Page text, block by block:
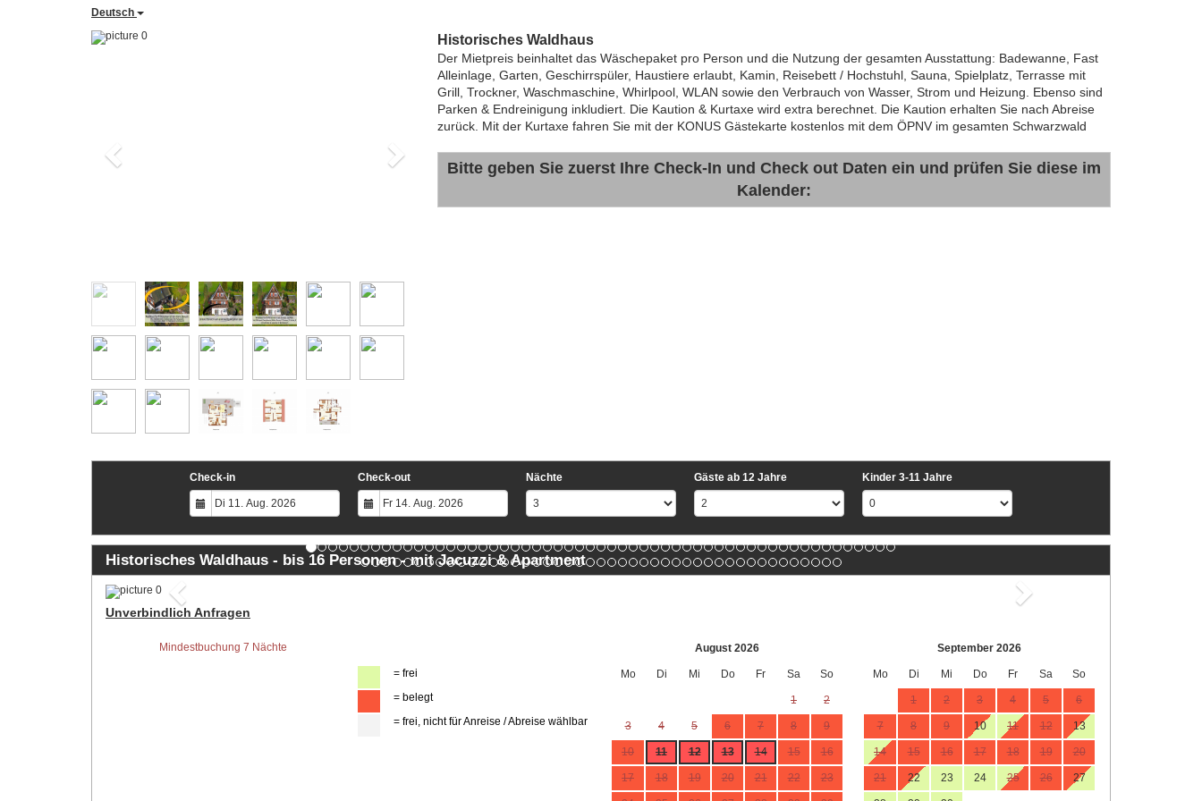
Deutsch
Previous Historisches Waldhaus
Der Mietpreis beinhaltet das Wäschepaket pro Person und die Nutzung der gesamten Ausstattung: Badewanne, Fast
Alleinlage, Garten, Geschirrspüler, Haustiere erlaubt, Kamin, Reisebett / Hochstuhl, Sauna, Spielplatz, Terrasse mit
Grill, Trockner, Waschmaschine, Whirlpool, WLAN sowie den Verbrauch von Wasser, Strom und Heizung. Ebenso sind
Parken & Endreinigung inkludiert. Die Kaution & Kurtaxe wird extra berechnet. Die Kaution erhalten Sie nach Abreise
zurück. Mit der Kurtaxe fahren Sie mit der KONUS Gästekarte kostenlos mit dem ÖPNV im gesamten Schwarzwald
Bitte geben Sie zuerst Ihre Check-In und Check out Daten ein und prüfen Sie diese im
Kalender:
Check-in Check-out Nächte Gäste ab 12 Jahre Kinder 3-11 Jahre
Historisches Waldhaus - bis 16 Personen - mit Jacuzzi & Apartment
Previous Next
Unverbindlich Anfragen
Mindestbuchung 7 Nächte
= frei
= belegt
= frei, nicht für Anreise / Abreise wählbar
August 2026
Mo Di Mi Do Fr Sa So
1 2
3 4 5 6 7 8 9
10 11 12 13 14 15 16
17 18 19 20 21 22 23
September 2026
Mo Di Mi Do Fr Sa So
1 2 3 4 5 6
7 8 9 10 11 12 13
14 15 16 17 18 19 20
21 22 23 24 25 26 27